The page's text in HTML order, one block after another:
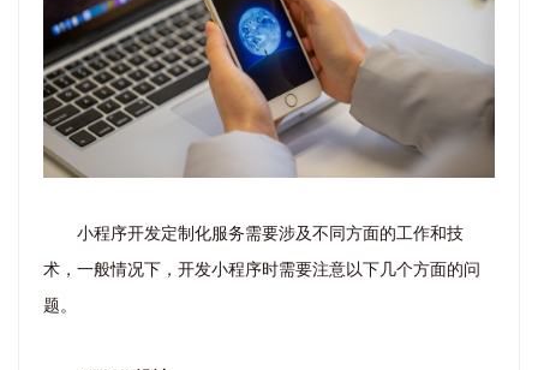
小程序开发定制化服务需要涉及不同方面的工作和技
术，一般情况下，开发小程序时需要注意以下几个方面的问
题。